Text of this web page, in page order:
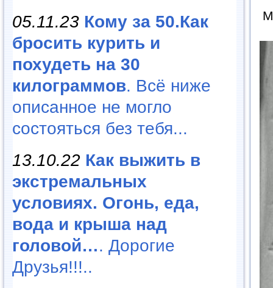
05.11.23 Кому за 50.Как
бросить курить и
похудеть на 30
килограммов. Всё ниже
описанное не могло
состояться без тебя...
13.10.22 Как выжить в
экстремальных
условиях. Огонь, еда,
вода и крыша над
головой…. Дорогие
Друзья!!!..